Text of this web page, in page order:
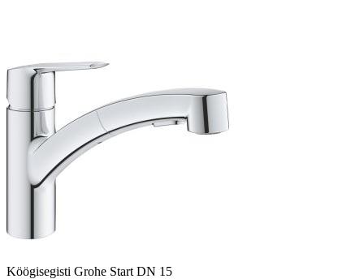
Köögisegisti Grohe Start DN 15